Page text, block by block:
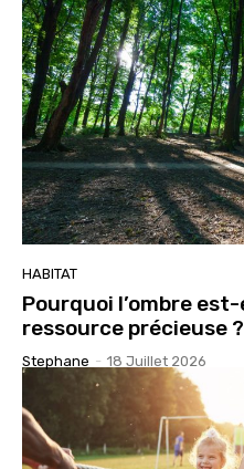
HABITAT
Pourquoi l’ombre
ressource précieuse ?
Stephane - 18 Juillet 2026